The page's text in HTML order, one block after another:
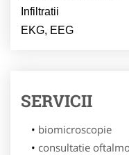
Infiltratii
EKG, EEG
SERVICII
biomicroscopie
consultatie